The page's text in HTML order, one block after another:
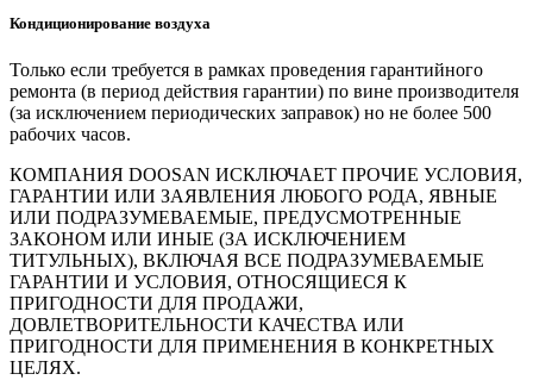
Кондиционирование воздуха
Только если требуется в рамках проведения гарантийного
ремонта (в период действия гарантии) по вине производителя
(за исключением периодических заправок) но не более 500
рабочих часов.
КОМПАНИЯ DOOSAN ИСКЛЮЧАЕТ ПРОЧИЕ УСЛОВИЯ,
ГАРАНТИИ ИЛИ ЗАЯВЛЕНИЯ ЛЮБОГО РОДА, ЯВНЫЕ
ИЛИ ПОДРАЗУМЕВАЕМЫЕ, ПРЕДУСМОТРЕННЫЕ
ЗАКОНОМ ИЛИ ИНЫЕ (ЗА ИСКЛЮЧЕНИЕМ
ТИТУЛЬНЫХ), ВКЛЮЧАЯ ВСЕ ПОДРАЗУМЕВАЕМЫЕ
ГАРАНТИИ И УСЛОВИЯ, ОТНОСЯЩИЕСЯ К
ПРИГОДНОСТИ ДЛЯ ПРОДАЖИ,
ДОВЛЕТВОРИТЕЛЬНОСТИ КАЧЕСТВА ИЛИ
ПРИГОДНОСТИ ДЛЯ ПРИМЕНЕНИЯ В КОНКРЕТНЫХ
ЦЕЛЯХ.